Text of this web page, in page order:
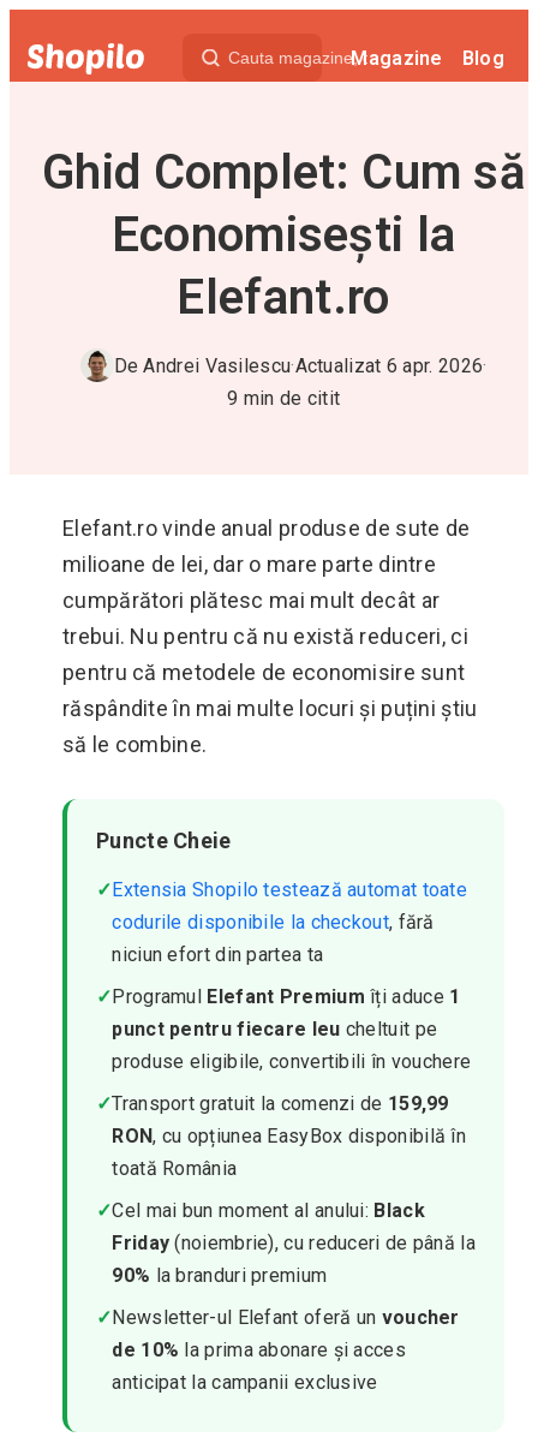
Magazine Blog
Ghid Complet: Cum să
Economisești la
Elefant.ro
De Andrei Vasilescu·Actualizat 6 apr. 2026·
9 min de citit
Elefant.ro vinde anual produse de sute de
milioane de lei, dar o mare parte dintre
cumpărători plătesc mai mult decât ar
trebui. Nu pentru că nu există reduceri, ci
pentru că metodele de economisire sunt
răspândite în mai multe locuri și puțini știu
să le combine.
Puncte Cheie
✓Extensia Shopilo testează automat toate
codurile disponibile la checkout, fără
niciun efort din partea ta
✓Programul Elefant Premium îți aduce 1
punct pentru fiecare leu cheltuit pe
produse eligibile, convertibili în vouchere
✓Transport gratuit la comenzi de 159,99
RON, cu opțiunea EasyBox disponibilă în
toată România
✓Cel mai bun moment al anului: Black
Friday (noiembrie), cu reduceri de până la
90% la branduri premium
✓Newsletter-ul Elefant oferă un voucher
de 10% la prima abonare și acces
anticipat la campanii exclusive